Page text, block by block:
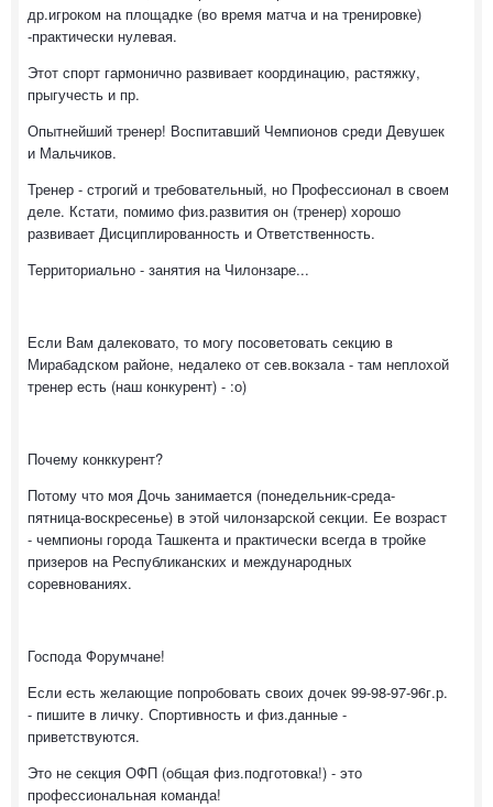
др.игроком на площадке (во время матча и на тренировке)
-практически нулевая.
Этот спорт гармонично развивает координацию, растяжку,
прыгучесть и пр.
Опытнейший тренер! Воспитавший Чемпионов среди Девушек
и Мальчиков.
Тренер - строгий и требовательный, но Профессионал в своем
деле. Кстати, помимо физ.развития он (тренер) хорошо
развивает Дисциплированность и Ответственность.
Территориально - занятия на Чилонзаре...
Если Вам далековато, то могу посоветовать секцию в
Мирабадском районе, недалеко от сев.вокзала - там неплохой
тренер есть (наш конкурент) - :о)
Почему конккурент?
Потому что моя Дочь занимается (понедельник-среда-
пятница-воскресенье) в этой чилонзарской секции. Ее возраст
- чемпионы города Ташкента и практически всегда в тройке
призеров на Республиканских и международных
соревнованиях.
Господа Форумчане!
Если есть желающие попробовать своих дочек 99-98-97-96г.р.
- пишите в личку. Спортивность и физ.данные -
приветствуются.
Это не секция ОФП (общая физ.подготовка!) - это
профессиональная команда!